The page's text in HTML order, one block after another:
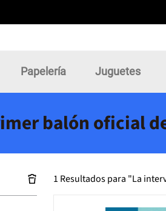
Papelería Juguetes
balón oficial
1 Resultados para "La